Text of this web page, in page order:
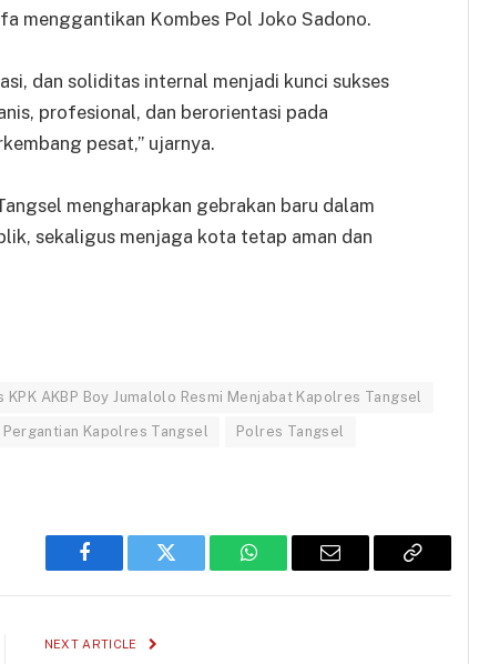
menggantikan Kombes Pol Joko Sadono.
dan soliditas internal menjadi kunci sukses
profesional, dan berorientasi pada
pesat,” ujarnya.
mengharapkan gebrakan baru dalam
sekaligus menjaga kota tetap aman dan
KPK AKBP Boy Jumalolo Resmi Menjabat Kapolres Tangsel
Pergantian Kapolres Tangsel Polres Tangsel
Facebook Twitter WhatsAppEmail
Copy
NEXT ARTICLE